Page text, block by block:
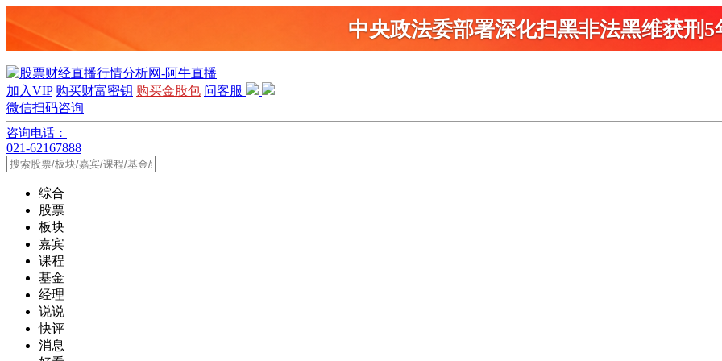
中央政法委部署深化扫黑非法黑维获刑5
加入VIP 购买财富密钥 购买金股包 问客服
微信扫码咨询
咨询电话：
021-62167888
综合
股票
板块
嘉宾
课程
基金
经理
说说
快评
消息